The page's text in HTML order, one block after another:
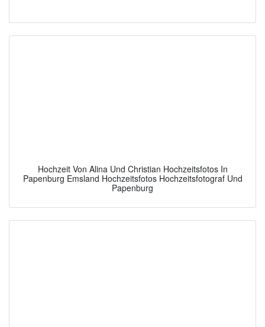
Hochzeit Von Alina Und Christian Hochzeitsfotos In
Papenburg Emsland Hochzeitsfotos Hochzeitsfotograf Und
Papenburg